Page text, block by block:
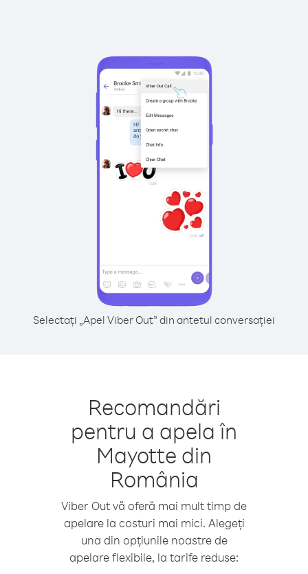
Selectați „Apel Viber Out” din antetul conversației
Recomandări
pentru a apela în
Mayotte din
România
Viber Out vă oferă mai mult timp de
apelare la costuri mai mici. Alegeți
una din opțiunile noastre de
apelare flexibile, la tarife reduse: